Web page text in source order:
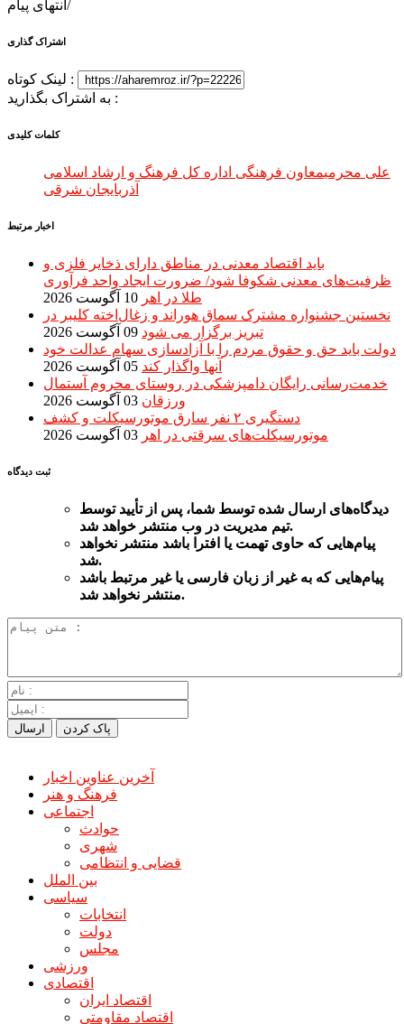
انتهای پیام/
اشتراک گذاری
لینک کوتاه :
به اشتراک بگذارید :
کلمات کلیدی
علی محرمیمعاون فرهنگی اداره کل فرهنگ و ارشاد اسلامی
آذربایجان شرقی
اخبار مرتبط
باید اقتصاد معدنی در مناطق دارای ذخایر فلزی و
ظرفیت‌های معدنی شکوفا شود/ ضرورت ایجاد واحد فرآوری
طلا در اهر 10 آگوست 2026
نخستین جشنواره مشترک سماق هوراند و زغال‌اخته کلیبر در
تبریز برگزار می شود 09 آگوست 2026
دولت باید حق و حقوق مردم را با آزادسازی سهام عدالت خود
آنها واگذار کند 05 آگوست 2026
خدمت‌رسانی رایگان دامپزشکی در روستای محروم آستمال
ورزقان 03 آگوست 2026
دستگيری ۲ نفر سارق موتورسیکلت و کشف
موتورسیکلت‌های سرقتی در اهر 03 آگوست 2026
ثبت دیدگاه
دیدگاه‌های ارسال شده توسط شما، پس ازتأیید توسط
تیم مدیریت در وب منتشر خواهد شد.
پیام‌هایی که حاوی تهمت یا افترا باشد منتشر نخواهد
شد.
پیام‌هایی که به غیر از زبان فارسی یا غیر مرتبط باشد
منتشر نخواهد شد.
آخرین عناوین اخبار
فرهنگ و هنر
اجتماعی
حوادث
شهری
قضایی و انتظامی
بین الملل
سیاسی
انتخابات
دولت
مجلس
ورزشی
اقتصادی
اقتصاد ایران
اقتصاد مقاومتی